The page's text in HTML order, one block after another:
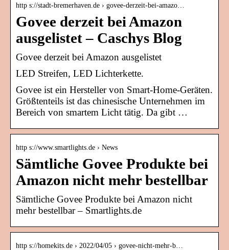
http s://stadt-bremerhaven.de › govee-derzeit-bei-amazo…
Govee derzeit bei Amazon
ausgelistet – Caschys Blog
Govee derzeit bei Amazon ausgelistet
LED Streifen, LED Lichterkette.
Govee ist ein Hersteller von Smart-Home-Geräten.
Größtenteils ist das chinesische Unternehmen im
Bereich von smartem Licht tätig. Da gibt …
http s://www.smartlights.de › News
Sämtliche Govee Produkte bei
Amazon nicht mehr bestellbar
Sämtliche Govee Produkte bei Amazon nicht
mehr bestellbar – Smartlights.de
http s://homekits.de › 2022/04/05 › govee-nicht-mehr-b…